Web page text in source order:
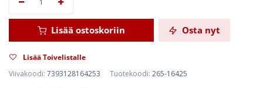
Lisää ostoskoriin Osta nyt
Lisää Toivelistalle
Viivakoodi: 7393128164253 Tuotekoodi: 265-16425